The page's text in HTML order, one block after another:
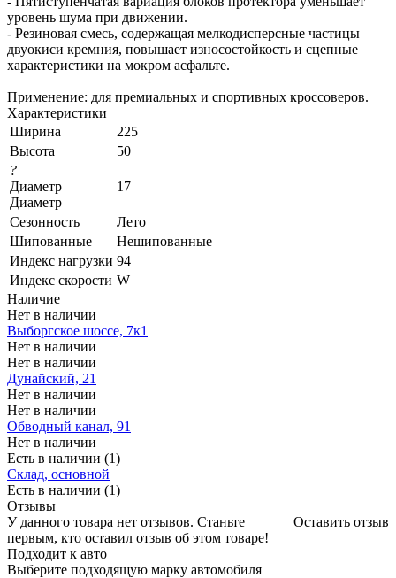
уровень шума при движении.
- Резиновая смесь, содержащая мелкодисперсные частицы
двуокиси кремния, повышает износостойкость и сцепные
характеристики на мокром асфальте.
Применение: для премиальных и спортивных кроссоверов.
Характеристики
Ширина
225
Высота
50
?
Диаметр
Диаметр
17
Сезонность
Лето
Шипованные
Нешипованные
Индекс нагрузки 94
Индекс скорости W
Наличие
Нет в наличии
Выборгское шоссе, 7к1
Нет в наличии
Нет в наличии
Дунайский, 21
Нет в наличии
Нет в наличии
Обводный канал, 91
Нет в наличии
Есть в наличии (1)
Склад, основной
Есть в наличии (1)
Отзывы
Оставить отзыв
У данного товара нет отзывов. Станьте
первым, кто оставил отзыв об этом товаре!
Подходит к авто
Выберите подходящую марку автомобиля